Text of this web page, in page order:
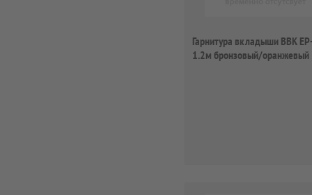
Гарнитура вкладыши BBK
1.2м бронзовый/оранжевый